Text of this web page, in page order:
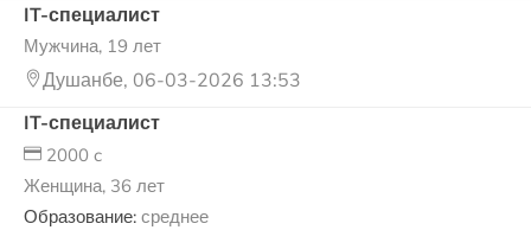
IT-специалист
Мужчина, 19 лет
Душанбе, 06-03-2026 13:53
IT-специалист
2000 c
Женщина, 36 лет
Образование: среднее